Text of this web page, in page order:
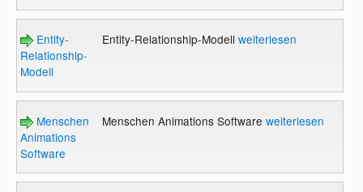
Entity-
Relationship-
Modell
Entity-Relationship-Modell weiterlesen
Menschen
Animations
Software
Menschen Animations Software weiterlesen